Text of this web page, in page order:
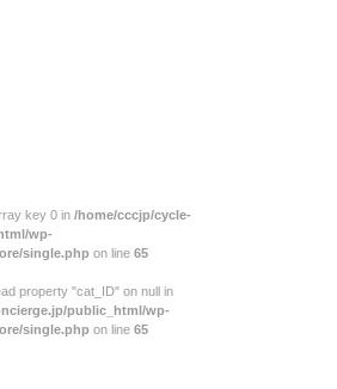
key 0 in /home/cccjp/cycle-
wp-
single.php on line 65
property "cat_ID" on null in
public_html/wp-
single.php on line 65